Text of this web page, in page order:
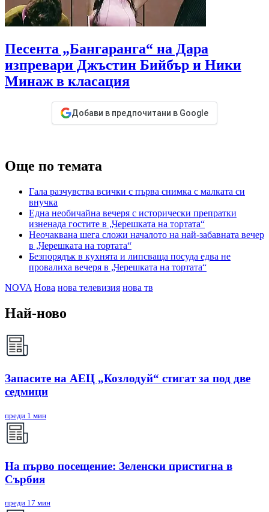
Песента „Бангаранга“ на Дара
изпревари Джъстин Бийбър и Ники
Минаж в класация
Добави в предпочитани в Google
Още по темата
Гала разчувства всички с първа снимка с малката си
внучка
Една необичайна вечеря с исторически препратки
изненада гостите в „Черешката на тортата“
Неочаквана шега сложи началото на най-забавната вечер
в „Черешката на тортата“
Безпорядък в кухнята и липсваща посуда едва не
провалиха вечеря в „Черешката на тортата“
NOVA Нова нова телевизия нова тв
Най-ново
Запасите на АЕЦ „Козлодуй“ стигат за под две
седмици
преди 1 мин
На първо посещение: Зеленски пристигна в
Сърбия
преди 17 мин